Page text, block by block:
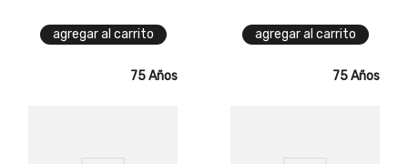
agregar al carrito agregar al carrito
75 Años 75 Años